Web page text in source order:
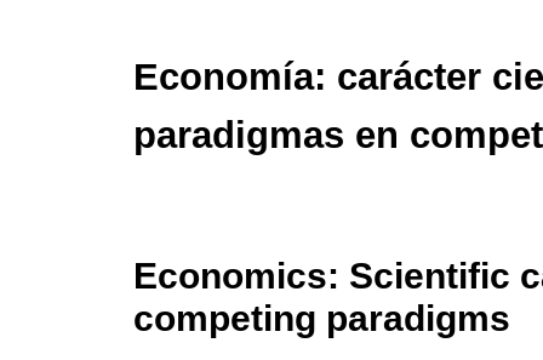
Economía: carácter
paradigmas en
Economics: Scientific
competing paradigms